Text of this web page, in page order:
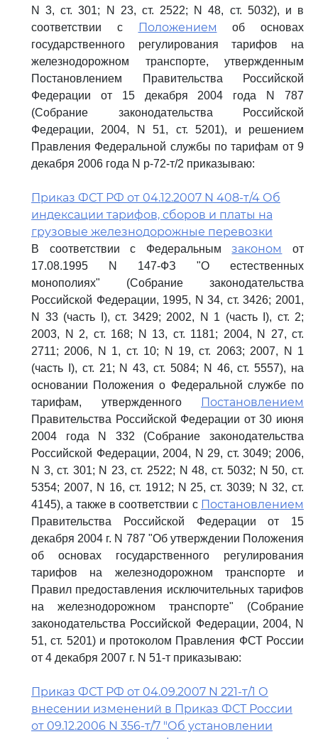
N 3, ст. 301; N 23, ст. 2522; N 48, ст. 5032), и в
соответствии с
Положением об основах
государственного регулирования тарифов на
железнодорожном транспорте, утвержденным
Постановлением Правительства Российской
Федерации от 15 декабря 2004 года N 787
(Собрание законодательства Российской
Федерации, 2004, N 51, ст. 5201), и решением
Правления Федеральной службы по тарифам от 9
декабря 2006 года N р-72-т/2 приказываю:
Приказ ФСТ РФ от 04.12.2007 N 408-т/4 Об
индексации тарифов, сборов и платы на
грузовые железнодорожные перевозки
В соответствии с Федеральнымзаконом
от
17.08.1995 N 147-ФЗ "О естественных
монополиях" (Собрание законодательства
Российской Федерации, 1995, N 34, ст. 3426; 2001,
N 33 (часть I), ст. 3429; 2002, N 1 (часть I), ст. 2;
2003, N 2, ст. 168; N 13, ст. 1181; 2004, N 27, ст.
2711; 2006, N 1, ст. 10; N 19, ст. 2063; 2007, N 1
(часть I), ст. 21; N 43, ст. 5084; N 46, ст. 5557), на
основании Положения о Федеральной службе по
тарифам, утвержденного
Постановлением
Правительства Российской Федерации от 30 июня
2004 года N 332 (Собрание законодательства
Российской Федерации, 2004, N 29, ст. 3049; 2006,
N 3, ст. 301; N 23, ст. 2522; N 48, ст. 5032; N 50, ст.
5354; 2007, N 16, ст. 1912; N 25, ст. 3039; N 32, ст.
4145), а также в соответствии с Постановлением
Правительства Российской Федерации от 15
декабря 2004 г. N 787 "Об утверждении Положения
об основах государственного регулирования
тарифов на железнодорожном транспорте и
Правил предоставления исключительных тарифов
на железнодорожном транспорте" (Собрание
законодательства Российской Федерации, 2004, N
51, ст. 5201) и протоколом Правления ФСТ России
от 4 декабря 2007 г. N 51-т приказываю:
Приказ ФСТ РФ от 04.09.2007 N 221-т/1 О
внесении изменений в Приказ ФСТ России
от 09.12.2006 N 356-т/7 "Об установлении